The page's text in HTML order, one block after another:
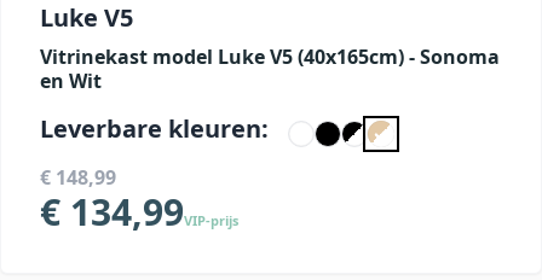
Luke V5
Vitrinekast model Luke V5 (40x165cm) - Sonoma
en Wit
Leverbare kleuren:
€ 148,99
€ 134,99VIP-prijs